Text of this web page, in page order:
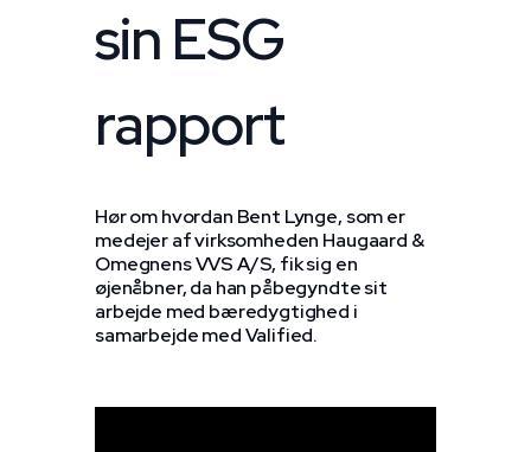
sin ESG
rapport
Hør om hvordan Bent Lynge, som er
medejer af virksomheden Haugaard &
Omegnens VVS A/S, fik sig en
øjenåbner, da han påbegyndte sit
arbejde med bæredygtighed i
samarbejde med Valified.